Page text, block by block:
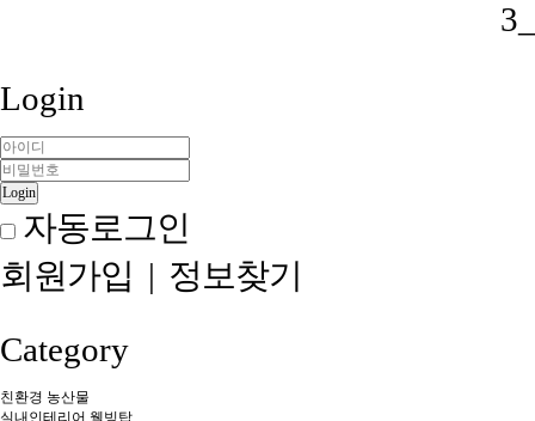
Login
Login
자동로그인
회원가입 | 정보찾기
Category
친환경 농산물
실내인테리어 웰빙탑